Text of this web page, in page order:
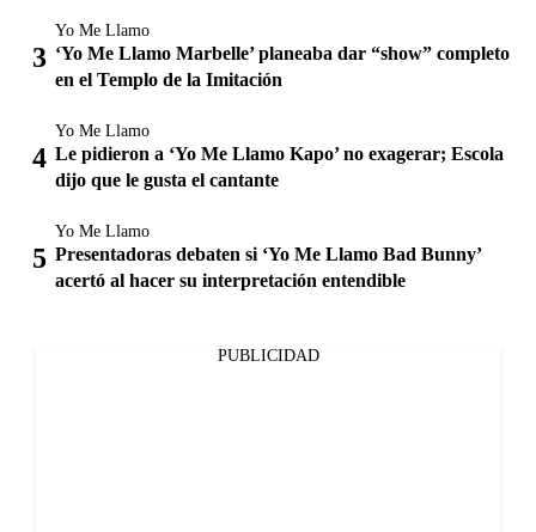
Yo Me Llamo
‘Yo Me Llamo Marbelle’ planeaba dar “show” completo
en el Templo de la Imitación
Yo Me Llamo
Le pidieron a ‘Yo Me Llamo Kapo’ no exagerar; Escola
dijo que le gusta el cantante
Yo Me Llamo
Presentadoras debaten si ‘Yo Me Llamo Bad Bunny’
acertó al hacer su interpretación entendible
PUBLICIDAD